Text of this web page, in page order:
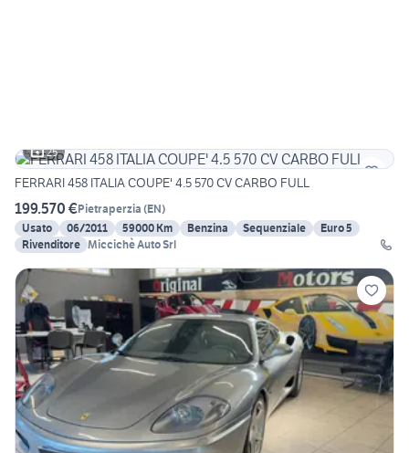
25
FERRARI 458 ITALIA COUPE' 4.5 570 CV CARBO FULL
199.570 €Pietraperzia (EN)
Usato
06/2011 59000 Km Benzina Sequenziale
Euro 5
Rivenditore Miccichè Auto Srl